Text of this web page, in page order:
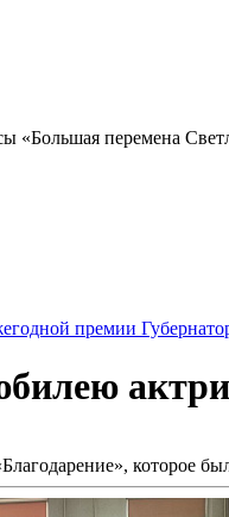
«Большая перемена
премии